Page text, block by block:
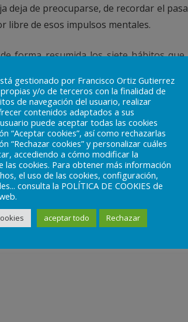
de preocuparse, de recordar el
libre de esos impulsos mentales.
forma resumida los siete hábitos
3. Juzgar. 4. Criticar. 5. Culparse. 6.
de espiritualidad: «Medita,
Limítate a mirarlos y se derrumbarán».
fortaleciendo su voluntad para
y de automotivación. Visualizar
sentir pleno:
gestionado por Francisco Ortiz Gutierrez
y/o de terceros con la finalidad de
de navegación del usuario, realizar
contenidos adaptados a sus
puede aceptar todas las cookies
“Aceptar cookies”, así como rechazarlas
“Rechazar cookies” y personalizar cuáles
accediendo a cómo modificar la
las cookies. Para obtener más información
el uso de las cookies, configuración,
consulta la POLÍTICA DE COOKIES de
aceptar todo Rechazar